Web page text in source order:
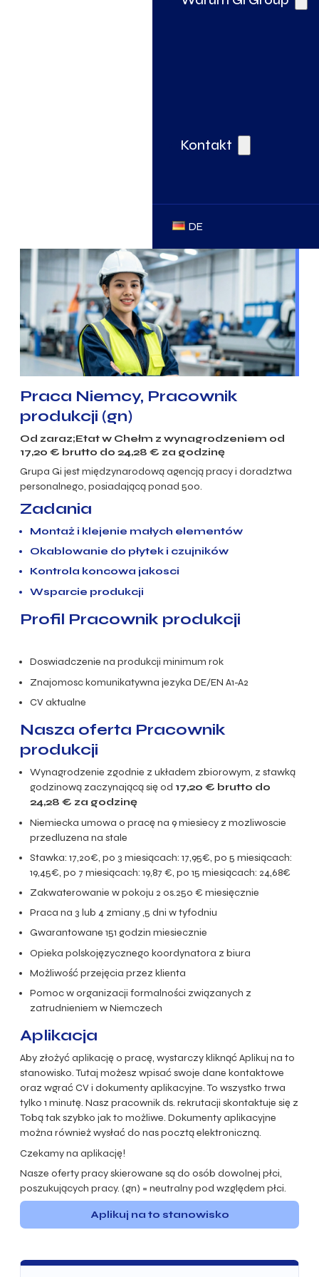
Kontakt
DE
Praca Niemcy, Pracownik
produkcji (gn)
Od zaraz;Etat w Chełm z wynagrodzeniem od
17,20 € brutto do 24,28 € za godzinę
Grupa Gi jest międzynarodową agencją pracy i doradztwa
personalnego, posiadającą ponad 500.
Zadania
Montaż i klejenie małych elementów
Okablowanie do płytek i czujników
Kontrola koncowa jakosci
Wsparcie produkcji
Profil Pracownik produkcji
Doswiadczenie na produkcji minimum rok
Znajomosc komunikatywna jezyka DE/EN A1-A2
CV aktualne
Nasza oferta Pracownik
produkcji
Wynagrodzenie zgodnie z układem zbiorowym, z stawką
godzinową zaczynającą się od 17,20 € brutto do
24,28 € za godzinę
Niemiecka umowa o pracę na 9 miesiecy z mozliwoscie
przedluzena na stale
Stawka:17,20€, po 3 miesiącach: 17,95€, po 5 miesiącach:
19,45€, po 7 miesiącach: 19,87 €, po 15 miesiącach: 24,68€
Zakwaterowanie w pokoju 2 os.250 € miesięcznie
Praca na 3 lub 4 zmiany ,5 dni w tyfodniu
Gwarantowane 151 godzin miesiecznie
Opieka polskojęzycznego koordynatora z biura
Możliwość przejęcia przez klienta
Pomoc w organizacji formalności związanych z
zatrudnieniem w Niemczech
Aplikacja
Aby złożyć aplikację o pracę, wystarczy kliknąć Aplikuj na to
stanowisko. Tutaj możesz wpisać swoje dane kontaktowe
oraz wgrać CV i dokumenty aplikacyjne. To wszystko trwa
tylko 1 minutę. Nasz pracownik ds. rekrutacji skontaktuje się z
Tobą tak szybko jak to możliwe. Dokumenty aplikacyjne
można również wysłać do nas pocztą elektroniczną.
Czekamy na aplikację!
Nasze oferty pracy skierowane są do osób dowolnej płci,
poszukujących pracy. (gn) = neutralny pod względem płci.
Aplikuj na to stanowisko